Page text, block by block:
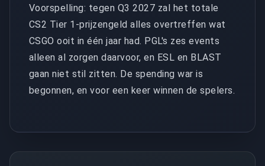
Voorspelling: tegen Q3 2027 zal het totale
CS2 Tier 1-prijzengeld alles overtreffen wat
CSGO ooit in één jaar had. PGL's zes events
alleen al zorgen daarvoor, en ESL en BLAST
gaan niet stil zitten. De spending war is
begonnen, en voor een keer winnen de spelers.